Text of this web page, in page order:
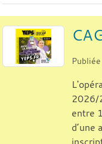
2026/
entre
d’une